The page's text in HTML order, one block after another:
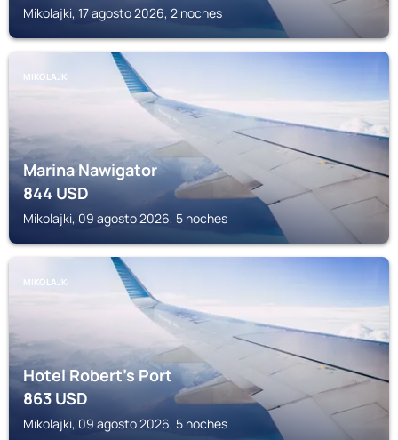
Mikolajki, 17 agosto 2026, 2 noches
MIKOLAJKI
Marina Nawigator
844USD
Mikolajki, 09 agosto 2026, 5 noches
MIKOLAJKI
Hotel Robert's Port
863USD
Mikolajki, 09 agosto 2026, 5 noches